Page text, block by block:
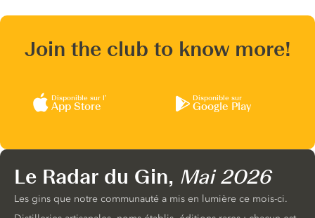
Join the club to know more!
Disponible sur l’
App Store
Disponible sur
Google Play
Le Radar du Gin, Mai 2026
Les gins que notre communauté a mis en lumière ce mois-ci.